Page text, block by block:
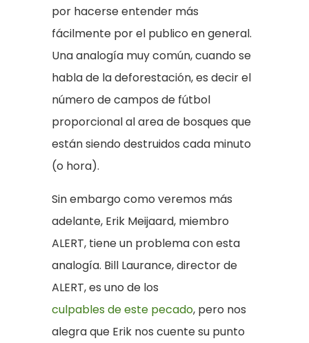
por hacerse entender más
fácilmente por el publico en general.
Una analogía muy común, cuando se
habla de la deforestación, es decir el
número de campos de fútbol
proporcional al area de bosques que
están siendo destruidos cada minuto
(o hora).
Sin embargo como veremos más
adelante, Erik Meijaard, miembro
ALERT, tiene un problema con esta
analogía. Bill Laurance, director de
ALERT, es uno de los
culpables de este pecado, pero nos
alegra que Erik nos cuente su punto